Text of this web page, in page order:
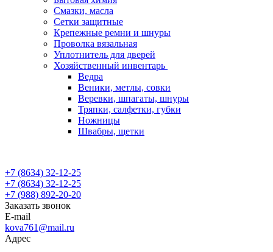
Смазки, масла
Сетки защитные
Крепежные ремни и шнуры
Проволка вязальная
Уплотнитель для дверей
Хозяйственный инвентарь
Ведра
Веники, метлы, совки
Веревки, шпагаты, шнуры
Тряпки, салфетки, губки
Ножницы
Швабры, щетки
+7 (8634) 32-12-25
+7 (8634) 32-12-25
+7 (988) 892-20-20
Заказать звонок
E-mail
kova761@mail.ru
Адрес